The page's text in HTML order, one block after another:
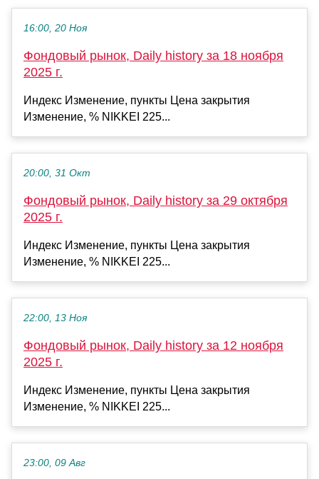
16:00, 20 Ноя
Фондовый рынок, Daily history за 18 ноября
2025 г.
Индекс Изменение, пункты Цена закрытия
Изменение, % NIKKEI 225...
20:00, 31 Окт
Фондовый рынок, Daily history за 29 октября
2025 г.
Индекс Изменение, пункты Цена закрытия
Изменение, % NIKKEI 225...
22:00, 13 Ноя
Фондовый рынок, Daily history за 12 ноября
2025 г.
Индекс Изменение, пункты Цена закрытия
Изменение, % NIKKEI 225...
23:00, 09 Авг